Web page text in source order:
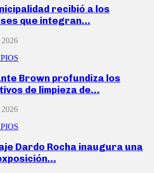
recibió a los
que integran…
2026
Brown profundiza los
de limpieza de…
2026
Dardo Rocha inaugura una